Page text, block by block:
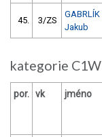
45. 3/ZS
GABRLÍK
Jakub
kategorie C1W
por. vk jméno